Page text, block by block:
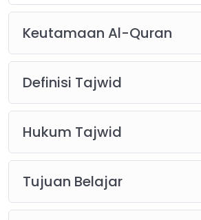
Keutamaan Al-Quran
Definisi Tajwid
Hukum Tajwid
Tujuan Belajar